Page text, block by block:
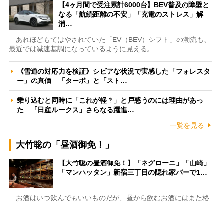
【4ヶ月間で受注累計6000台】BEV普及の障壁と
なる「航続距離の不安」「充電のストレス」解
消…
あれほどもてはやされていた「EV（BEV）シフト」の潮流も、
最近では減速基調になっているように見える。…
《雪道の対応力を検証》シビアな状況で実感した「フォレスタ
ー」の真価 「ターボ」と「スト…
乗り込むと同時に「これが軽？」と戸惑うのには理由があっ
た 「日産ルークス」さらなる躍進…
一覧を見る
大竹聡の「昼酒御免！」
【大竹聡の昼酒御免！】「ネグローニ」「山崎」
「マンハッタン」新宿三丁目の隠れ家バーで1…
お酒はいつ飲んでもいいものだが、昼から飲むお酒にはまた格